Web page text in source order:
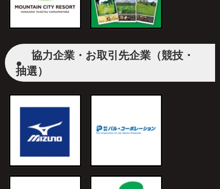
●
協力企業・お取引先企業（競技・
抽選）